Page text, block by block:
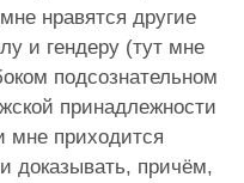
нравятся другие
и гендеру (тут мне
подсознательном
принадлежности
мне приходится
доказывать, причём,